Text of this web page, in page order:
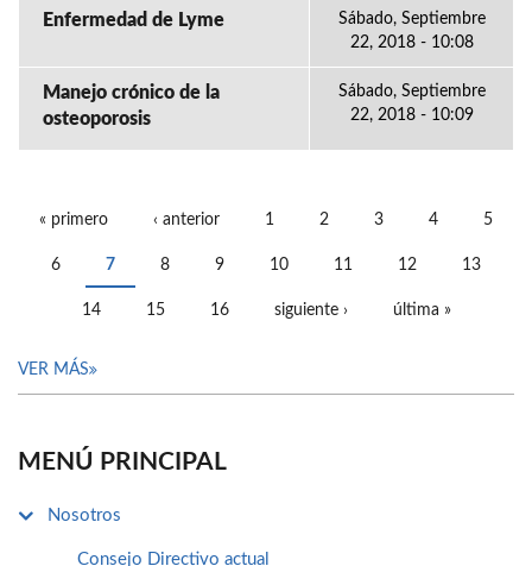
Enfermedad de Lyme
Sábado, Septiembre
22, 2018 - 10:08
Manejo crónico de la
osteoporosis
Sábado, Septiembre
22, 2018 - 10:09
« primero ‹ anterior 1 2 3 4 5
6 7 8 9 10 11 12 13
14 15 16 siguiente › última »
VER MÁS
MENÚ PRINCIPAL
Nosotros
Consejo Directivo actual